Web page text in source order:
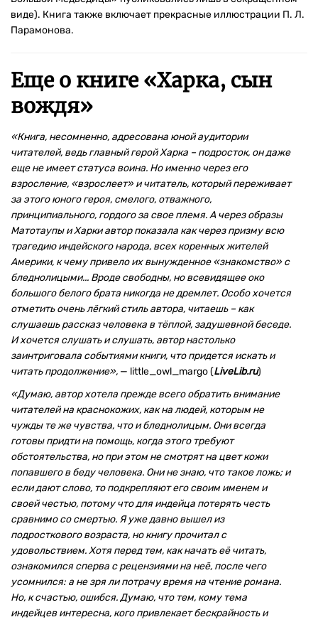
виде). Книга также включает прекрасные иллюстрации П. Л.
Парамонова.
Еще о книге «Харка, сын
вождя»
«Книга, несомненно, адресована юной аудитории
читателей, ведь главный герой Харка – подросток, он даже
еще не имеет статуса воина. Но именно через его
взросление, «взрослеет» и читатель, который переживает
за этого юного героя, смелого, отважного,
принципиального, гордого за свое племя. А через образы
Матотаупы и Харки автор показала как через призму всю
трагедию индейского народа, всех коренных жителей
Америки, к чему привело их вынужденное «знакомство» с
бледнолицыми... Вроде свободны, но всевидящее око
большого белого брата никогда не дремлет. Особо хочется
отметить очень лёгкий стиль автора, читаешь – как
слушаешь рассказ человека в тёплой, задушевной беседе.
И хочется слушать и слушать, автор настолько
заинтриговала событиями книги, что придется искать и
читать продолжение», — little_owl_margo (LiveLib.ru)
«Думаю, автор хотела прежде всего обратить внимание
читателей на краснокожих, как на людей, которым не
чужды те же чувства, что и бледнолицым. Они всегда
готовы придти на помощь, когда этого требуют
обстоятельства, но при этом не смотрят на цвет кожи
попавшего в беду человека. Они не знаю, что такое ложь; и
если дают слово, то подкрепляют его своим именем и
своей честью, потому что для индейца потерять честь
сравнимо со смертью. Я уже давно вышел из
подросткового возраста, но книгу прочитал с
удовольствием. Хотя перед тем, как начать её читать,
ознакомился сперва с рецензиями на неё, после чего
усомнился: а не зря ли потрачу время на чтение романа.
Но, к счастью, ошибся. Думаю, что тем, кому тема
индейцев интересна, кого привлекает бескрайность и